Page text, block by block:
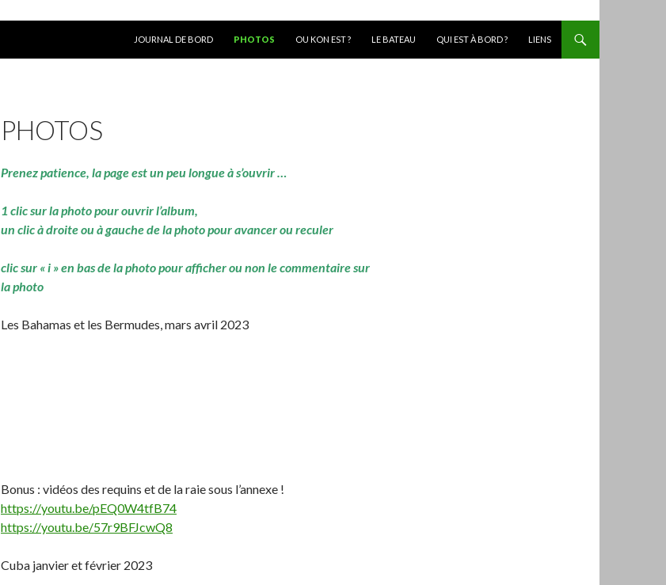
JOURNAL DE BORD
PHOTOS OU KON EST ? LE BATEAU QUI EST À BORD ? LIENS
PHOTOS
Prenez patience, la page est un peu longue à s’ouvrir …
1 clic sur la photo pour ouvrir l’album,
un clic à droite ou à gauche de la photo pour avancer ou reculer
clic sur « i » en bas de la photo pour afficher ou non le commentaire sur
la photo
Les Bahamas et les Bermudes, mars avril 2023
Bonus : vidéos des requins et de la raie sous l’annexe !
https://youtu.be/pEQ0W4tfB74
https://youtu.be/57r9BFJcwQ8
Cuba janvier et février 2023